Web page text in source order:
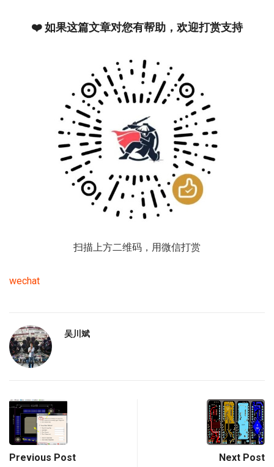
❤️ 如果这篇文章对您有帮助，欢迎打赏支持
扫描上方二维码，用微信打赏
wechat
吴川斌
Previous Post Next Post